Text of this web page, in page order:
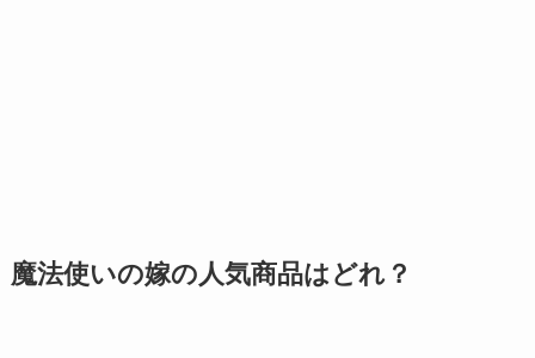
魔法使いの嫁の人気商品はどれ？